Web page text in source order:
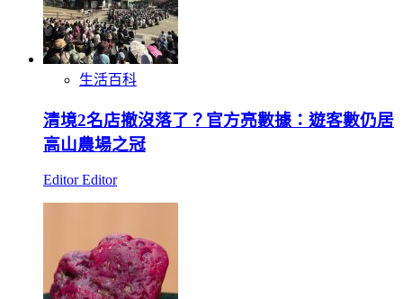
生活百科
清境2名店撤沒落了？官方亮數據：遊客數仍居
高山農場之冠
Editor Editor